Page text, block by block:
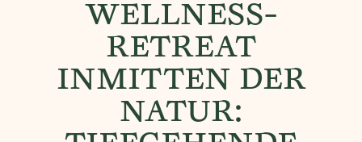
WELLNESS-
RETREAT
INMITTEN DER
NATUR: